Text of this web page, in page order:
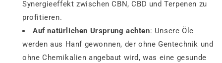
Synergieeffekt zwischen CBN, CBD und Terpenen zu
profitieren.
Auf natürlichen Ursprung achten: Unsere Öle
werden aus Hanf gewonnen, der ohne Gentechnik und
ohne Chemikalien angebaut wird, was eine gesunde